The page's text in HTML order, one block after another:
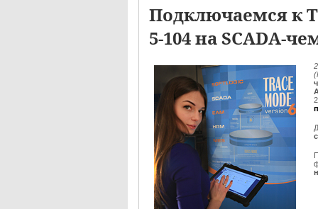
Подключаемся к
5-104 на SCADA-